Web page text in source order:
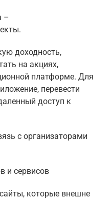
–
доходность,
на акциях,
платформе. Для
перевести
доступ к
с организаторами
и сервисов
которые внешне